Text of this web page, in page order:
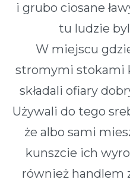
i grubo ciosane
tu ludzie
W miejscu
stromymi stokami
składali ofiary
Używali do tego
że albo sami
kunszcie ich
również handlem